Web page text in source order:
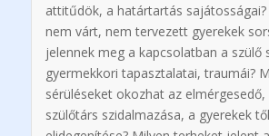
attitűdök, a határtartás
nem várt, nem tervezett gyerekek
jelennek meg a kapcsolatban a szülő
gyermekkori tapasztalatai, traumái?
sérüléseket okozhat az elmérgesedő,
szülőtárs szidalmazása, a gyerekek